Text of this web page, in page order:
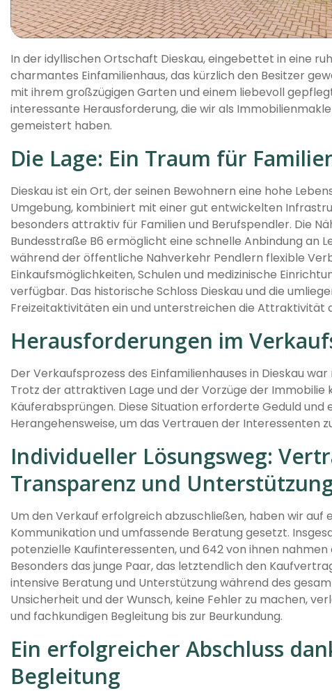
In der idyllischen Ortschaft Dieskau, eingebettet in eine
charmantes Einfamilienhaus, das kürzlich den Besitzer
mit ihrem großzügigen Garten und einem liebevoll
interessante Herausforderung, die wir als
gemeistert haben.
Die Lage: Ein Traum für
Dieskau ist ein Ort, der seinen Bewohnern eine hohe
Umgebung, kombiniert mit einer gut entwickelten
besonders attraktiv für Familien und Berufspendler. Die
Bundesstraße B6 ermöglicht eine schnelle Anbindung an
während der öffentliche Nahverkehr Pendlern flexible
Einkaufsmöglichkeiten, Schulen und medizinische
verfügbar. Das historische Schloss Dieskau und die
Freizeitaktivitäten ein und unterstreichen die Attraktivität
Herausforderungen im
Der Verkaufsprozess des Einfamilienhauses in Dieskau
Trotz der attraktiven Lage und der Vorzüge der Immobilie
Käuferabsprüngen. Diese Situation erforderte Geduld und
Herangehensweise, um das Vertrauen der Interessenten
Individueller Lösungsweg:
Transparenz und
Um den Verkauf erfolgreich abzuschließen, haben wir auf
Kommunikation und umfassende Beratung gesetzt.
potenzielle Kaufinteressenten, und 642 von ihnen
Besonders das junge Paar, das letztendlich den
intensive Beratung und Unterstützung während des
Unsicherheit und der Wunsch, keine Fehler zu machen,
und fachkundigen Begleitung bis zur Beurkundung.
Ein erfolgreicher Abschluss
Begleitung